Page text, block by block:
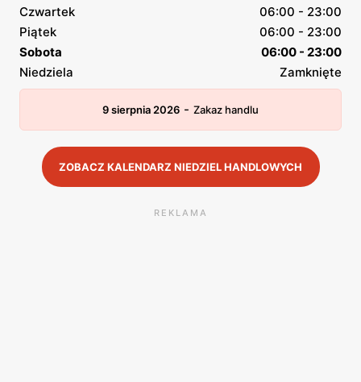
Czwartek
06:00 - 23:00
Piątek
06:00 - 23:00
Sobota
06:00 - 23:00
Niedziela
Zamknięte
9 sierpnia 2026 - Zakaz handlu
ZOBACZ KALENDARZ NIEDZIEL HANDLOWYCH
REKLAMA